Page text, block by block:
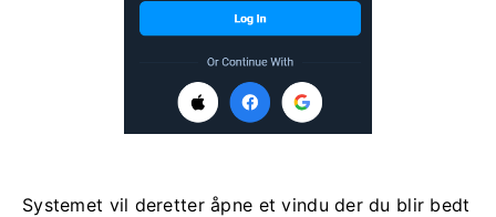
Systemet vil deretter åpne et vindu der du blir bedt